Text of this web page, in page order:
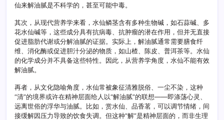
仙来解油腻是不科学的，甚至可能中毒。
其次，从现代营养学来看，水仙鳞茎含有多种生物碱，如石蒜碱、多
花水仙碱等，这些成分具有抗病毒、抗肿瘤的潜在作用，但并无直接
促进脂肪代谢或分解油腻的证据。实际上，解油腻通常需要膳食纤
维、消化酶或促进胆汁分泌的物质，如山楂、陈皮、普洱茶等。水仙
的化学成分并不具备这些特性。因此，从营养学角度，水仙不能有效
解油腻。
再者，从文化隐喻角度，水仙常被象征清雅脱俗、一尘不染，这种
“清”的境界或许在精神层面给人以“解油腻”的联想——即涤荡心灵、
远离世俗的浮华与油腻。比如，赏水仙、品香茗，可以调节情绪，间
接缓解因压力导致的饮食失调。但这种“解”是精神层面的，而非生理